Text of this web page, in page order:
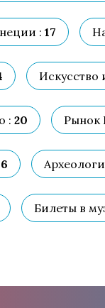
: 17
Искусство
: 20 Рынок
Билеты в